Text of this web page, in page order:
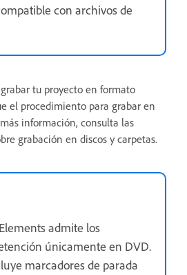
con archivos de
tu proyecto en formato
el procedimiento para grabar en
información, consulta las
grabación en discos y carpetas.
admite los
únicamente en DVD.
marcadores de parada